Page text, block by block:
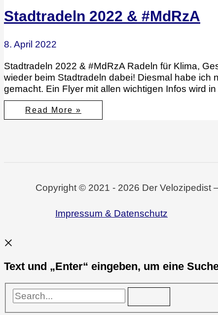
und
Depression
Stadtradeln 2022 & #MdRzA
8. April 2022
Stadtradeln 2022 & #MdRzA Radeln für Klima,
wieder beim Stadtradeln dabei! Diesmal habe ich
gemacht. Ein Flyer mit allen wichtigen Infos wird
Stadtradeln
2022
Read More »
Copyright © 2021 - 2026 Der Velozipedist
Impressum & Datenschutz
Text und „Enter“ eingeben, um eine
Search...